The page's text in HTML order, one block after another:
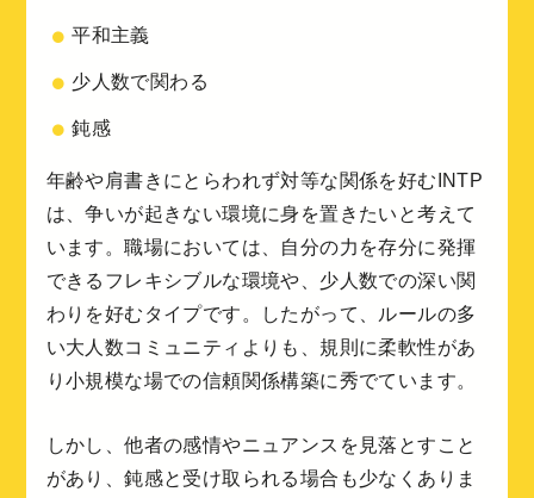
平和主義
少人数で関わる
鈍感
年齢や肩書きにとらわれず対等な関係を好むINTP
は、争いが起きない環境に身を置きたいと考えて
います。職場においては、自分の力を存分に発揮
できるフレキシブルな環境や、少人数での深い関
わりを好むタイプです。したがって、ルールの多
い大人数コミュニティよりも、規則に柔軟性があ
り小規模な場での信頼関係構築に秀でています。
しかし、他者の感情やニュアンスを見落とすこと
があり、鈍感と受け取られる場合も少なくありま